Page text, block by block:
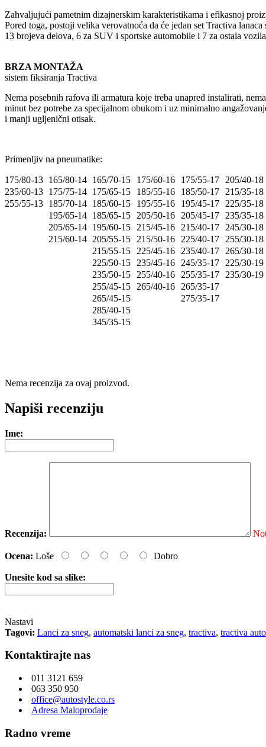
Zahvaljujući pametnim dizajnerskim karakteristikama i efikasnoj
Pored toga, postoji velika verovatnoća da će jedan set Tractiva
13 brojeva delova, 6 za SUV i sportske automobile i 7 za ostala
BRZA MONTAŽA
sistem fiksiranja Tractiva
Nema posebnih rafova ili armatura koje treba unapred instalirati,
minut bez potrebe za specijalnom obukom i uz minimalno
i manji ugljenični otisak.
Primenljiv na pneumatike:
175/80-13 165/80-14 165/70-15 175/60-16 175/55-17 205/40-18
235/60-13 175/75-14 175/65-15 185/55-16 185/50-17
215/35-18
255/55-13 185/70-14 185/60-15 195/55-16 195/45-17
225/35-18
195/65-14 185/65-15 205/50-16 205/45-17
235/35-18
205/65-14 195/60-15 215/45-16 215/40-17
245/30-18
215/60-14 205/55-15 215/50-16 225/40-17
255/30-18
215/55-15
225/45-16 235/40-17
265/30-18
225/50-15
235/45-16 245/35-17
225/30-19
235/50-15
255/40-16 255/35-17
235/30-19
255/45-15
265/40-16
265/35-17
265/45-15
275/35-17
285/40-15
345/35-15
Nema recenzija za ovaj proizvod.
Napiši recenziju
Ime:
Recenzija:
Ocena: Loše Dobro
Unesite kod sa slike:
Nastavi
Tagovi: Lanci za sneg, automatski lanci za sneg, tractiva, tractiva auto
Kontaktirajte nas
011 3121 659
063 350 950
office@autostyle.co.rs
Adresa Maloprodaje
Radno vreme